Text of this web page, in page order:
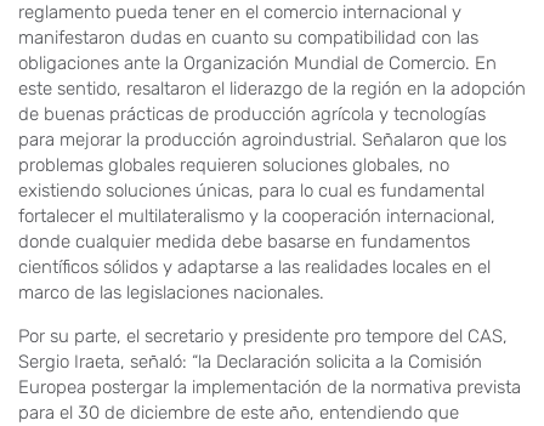
reglamento pueda tener en el comercio internacional y
manifestaron dudas en cuanto su compatibilidad con las
obligaciones ante la Organización Mundial de Comercio. En
este sentido, resaltaron el liderazgo de la región en la adopción
de buenas prácticas de producción agrícola y tecnologías
para mejorar la producción agroindustrial. Señalaron que los
problemas globales requieren soluciones globales, no
existiendo soluciones únicas, para lo cual es fundamental
fortalecer el multilateralismo y la cooperación internacional,
donde cualquier medida debe basarse en fundamentos
científicos sólidos y adaptarse a las realidades locales en el
marco de las legislaciones nacionales.
Por su parte, el secretario y presidente pro tempore del CAS,
Sergio Iraeta, señaló: “la Declaración solicita a la Comisión
Europea postergar la implementación de la normativa prevista
para el 30 de diciembre de este año, entendiendo que